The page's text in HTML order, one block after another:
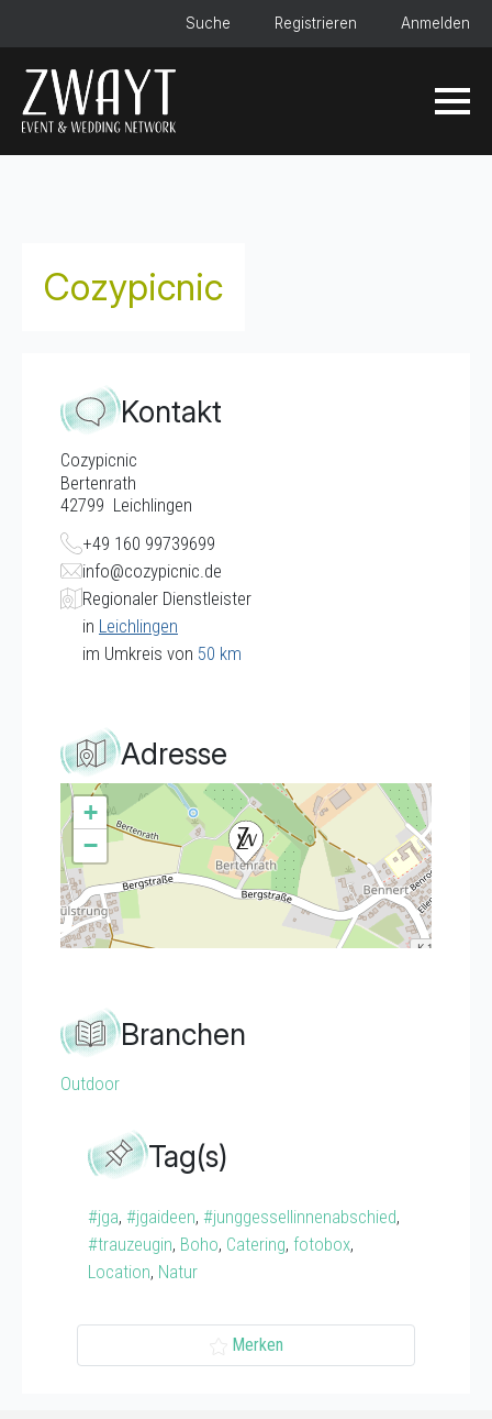
Suche Registrieren Anmelden
Cozypicnic
Kontakt
Cozypicnic
Bertenrath
42799 Leichlingen
+49 160 99739699
info@cozypicnic.de
Regionaler Dienstleister
in Leichlingen
im Umkreis von 50 km
Adresse
+
−
Branchen
Outdoor
Tag(s)
#jga, #jgaideen, #junggessellinnenabschied,
#trauzeugin, Boho, Catering, fotobox,
Location, Natur
Merken